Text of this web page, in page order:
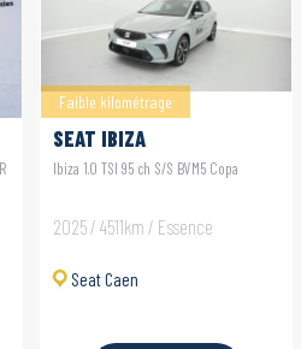
Faible kilométrage
SEAT IBIZA
Ibiza 1.0 TSI 95 ch S/S BVM5 Copa
2025 / 4511km / Essence
Seat Caen